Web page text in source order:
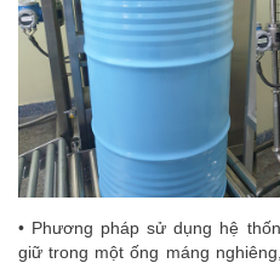
• Phương pháp sử dụng hệ
giữ trong một ống máng